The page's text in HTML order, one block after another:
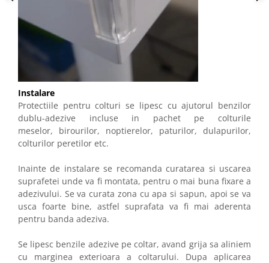
Instalare
Protectiile pentru colturi se lipesc cu ajutorul benzilor
dublu-adezive incluse in pachet pe colturile
meselor, birourilor, noptierelor, paturilor, dulapurilor,
colturilor peretilor etc.
Inainte de instalare se recomanda curatarea si uscarea
suprafetei unde va fi montata, pentru o mai buna fixare a
adezivului. Se va curata zona cu apa si sapun, apoi se va
usca foarte bine, astfel suprafata va fi mai aderenta
pentru banda adeziva.
Se lipesc benzile adezive pe coltar, avand grija sa aliniem
cu marginea exterioara a coltarului. Dupa aplicarea